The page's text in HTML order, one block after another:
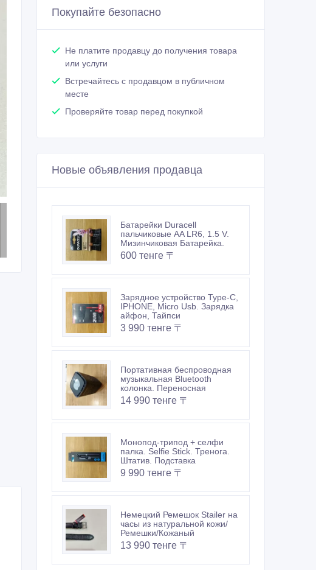
Покупайте безопасно
Не платите продавцу до получения товара
или услуги
Встречайтесь с продавцом в публичном
месте
Проверяйте товар перед покупкой
Новые объявления продавца
Батарейки Duracell
пальчиковые AA LR6, 1.5 V.
Мизинчиковая Батарейка.
600 тенге 〒
Зарядное устройство Type-C,
IPHONE, Micro Usb. Зарядка
айфон, Тайпси
3 990 тенге 〒
Портативная беспроводная
музыкальная Bluetooth
колонка. Переносная
14 990 тенге 〒
Монопод-трипод + селфи
палка. Selfie Stick. Тренога.
Штатив. Подставка
9 990 тенге 〒
Немецкий Ремешок Stailer на
часы из натуральной кожи/
Ремешки/Кожаный
13 990 тенге 〒